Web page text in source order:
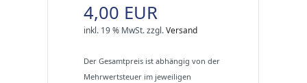
4,00 EUR
inkl. 19 % MwSt.zzgl.Versand
Der Gesamtpreis ist abhängig von der
Mehrwertsteuer im jeweiligen